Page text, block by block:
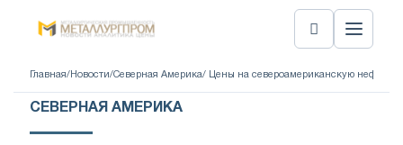
Главная/ Новости/Северная Америка/ Цены на североамериканскую нефть
СЕВЕРНАЯ АМЕРИКА